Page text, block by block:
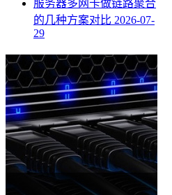
服务器多网卡做链路聚合
的几种方案对比 2026-07-
29